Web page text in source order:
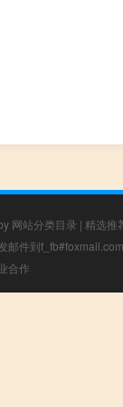
网站分类目录 | 精选推
邮件到
合作